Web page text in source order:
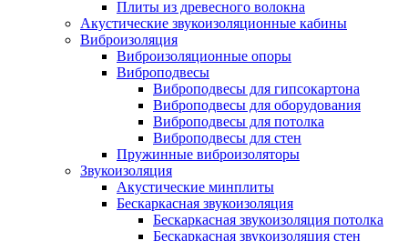
Плиты из древесного волокна
Акустические звукоизоляционные кабины
Виброизоляция
Виброизоляционные опоры
Виброподвесы
Виброподвесы для гипсокартона
Виброподвесы для оборудования
Виброподвесы для потолка
Виброподвесы для стен
Пружинные виброизоляторы
Звукоизоляция
Акустические минплиты
Бескаркасная звукоизоляция
Бескаркасная звукоизоляция потолка
Бескаркасная звукоизоляция стен